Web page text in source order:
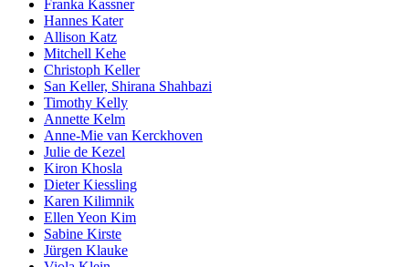
Franka Kassner
Hannes Kater
Allison Katz
Mitchell Kehe
Christoph Keller
San Keller, Shirana Shahbazi
Timothy Kelly
Annette Kelm
Anne-Mie van Kerckhoven
Julie de Kezel
Kiron Khosla
Dieter Kiessling
Karen Kilimnik
Ellen Yeon Kim
Sabine Kirste
Jürgen Klauke